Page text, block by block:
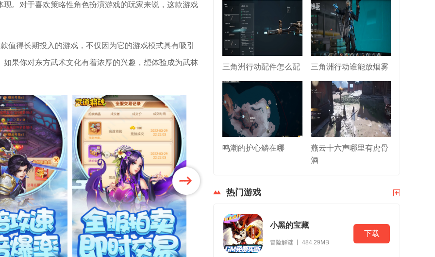
。对于喜欢策略性角色扮演游戏的玩家来说，这款游戏
值得长期投入的游戏，不仅因为它的游戏模式具有吸引
果你对东方武术文化有着浓厚的兴趣，想体验成为武林
三角洲行动配件怎么配 三角洲行动谁能放烟雾
鸣潮的护心鳞在哪
燕云十六声哪里有虎骨
酒
热门游戏
小黑的宝藏
冒险解谜 丨 484.29MB
下载